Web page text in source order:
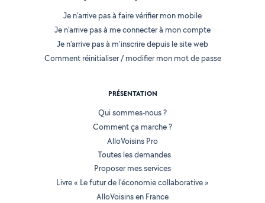
Je n'arrive pas à faire vérifier mon mobile
Je n'arrive pas à me connecter à mon compte
Je n'arrive pas à m'inscrire depuis le site web
Comment réinitialiser / modifier mon mot de passe
PRÉSENTATION
Qui sommes-nous ?
Comment ça marche ?
AlloVoisins Pro
Toutes les demandes
Proposer mes services
Livre « Le futur de l'économie collaborative »
AlloVoisins en France